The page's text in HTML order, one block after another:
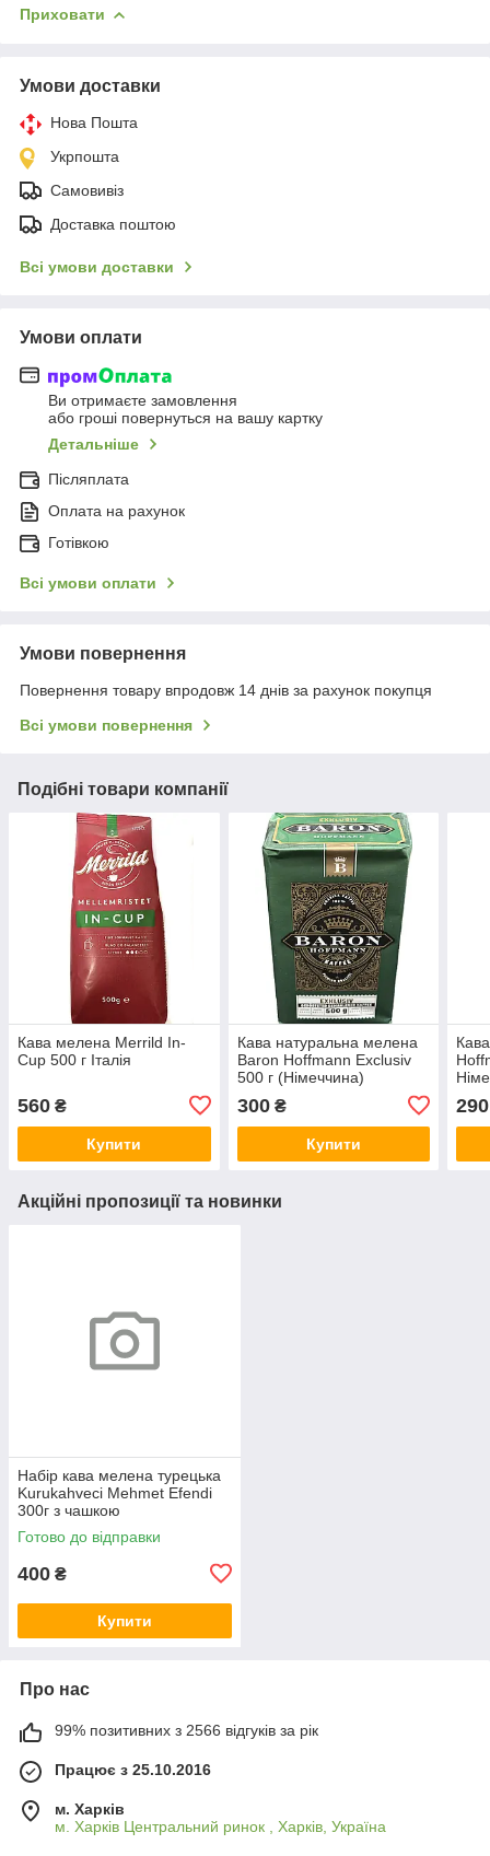
Приховати
Умови доставки
Нова Пошта
Укрпошта
Самовивіз
Доставка поштою
Всі умови доставки
Умови оплати
Ви отримаєте замовлення
або гроші повернуться на вашу картку
Детальніше
Післяплата
Оплата на рахунок
Готівкою
Всі умови оплати
Умови повернення
Повернення товару впродовж 14 днів за рахунок покупця
Всі умови повернення
Подібні товари компанії
Кава мелена Merrild In-
Cup 500 г Італія
560 ₴
Купити
Кава натуральна мелена
Baron Hoffmann Exclusiv
500 г (Німеччина)
300₴
Купити
290
Акційні пропозиції та новинки
Набір кава мелена турецька
Kurukahveci Mehmet Efendi
300г з чашкою
Готово до відправки
400 ₴
Купити
Про нас
99% позитивних з 2566 відгуків за рік
Працює з 25.10.2016
м. Харків
м. Харків Центральний ринок , Харків, Україна